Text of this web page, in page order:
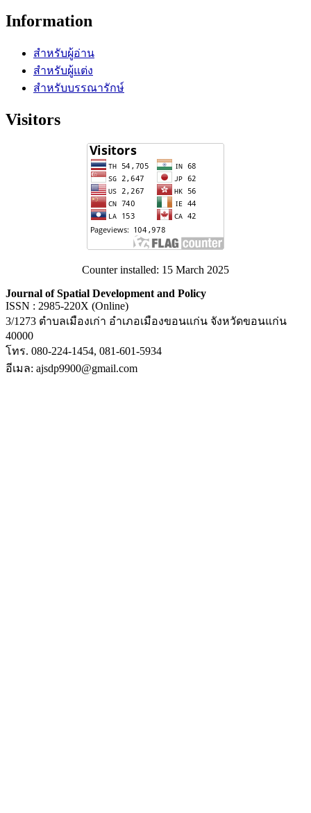
Information
สำหรับผู้อ่าน
สำหรับผู้แต่ง
สำหรับบรรณารักษ์
Visitors
Counter installed: 15 March 2025
Journal of Spatial Development and Policy
ISSN : 2985-220X (Online)
3/1273 ตำบลเมืองเก่า อำเภอเมืองขอนแก่น จังหวัดขอนแก่น
40000
โทร. 080-224-1454, 081-601-5934
อีเมล: ajsdp9900@gmail.com